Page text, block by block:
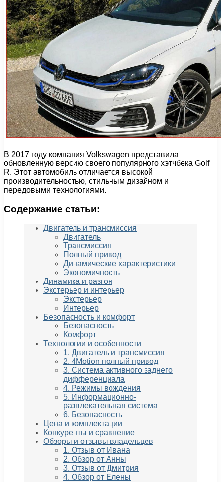
В 2017 году компания Volkswagen представила
обновленную версию своего популярного хэтчбека Golf
R. Этот автомобиль отличается высокой
производительностью, стильным дизайном и
передовыми технологиями.
Содержание статьи:
Двигатель и трансмиссия
Двигатель
Трансмиссия
Полный привод
Динамические характеристики
Экономичность
Динамика и разгон
Экстерьер и интерьер
Экстерьер
Интерьер
Безопасность и комфорт
Безопасность
Комфорт
Технологии и особенности
1. Двигатель и трансмиссия
2. 4Motion полный привод
3. Система активного заднего
дифференциала
4. Режимы вождения
5. Информационно-
развлекательная система
6. Безопасность
Цена и комплектации
Конкуренты и сравнение
Обзоры и отзывы владельцев
1. Отзыв от Ивана
2. Обзор от Анны
3. Отзыв от Дмитрия
4. Обзор от Елены